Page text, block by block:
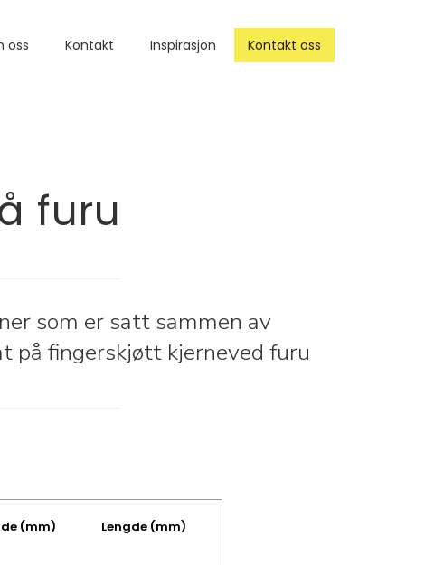
Accessories About Blog Contact
oss Kontakt Inspirasjon Kontakt oss
furu
som er satt sammen av
på fingerskjøtt kjerneved furu
(mm) Lengde (mm)